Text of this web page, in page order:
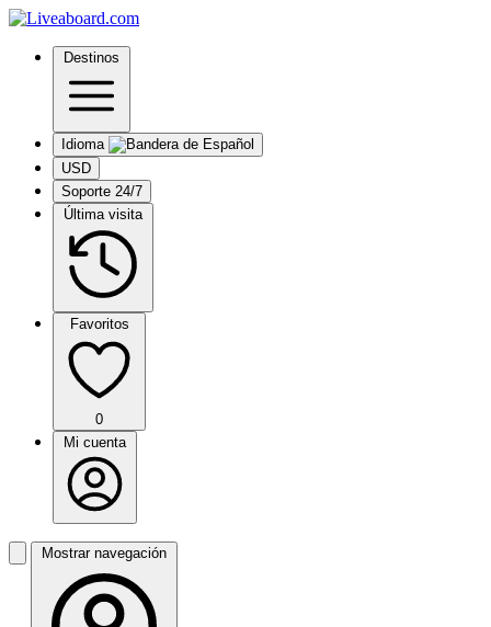
Destinos
Idioma
USD
Soporte 24/7
Última visita
Favoritos
0
Mi cuenta
Mostrar navegación